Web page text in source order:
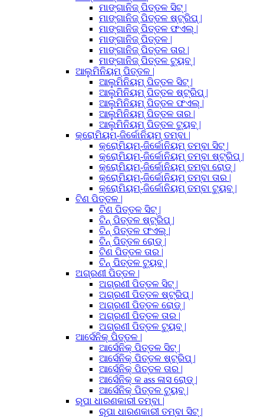
ମାଙ୍ଗାନିଜ୍ ପିତ୍ତଳ ସିଟ୍ |
ମାଙ୍ଗାନିଜ୍ ପିତ୍ତଳ ଷ୍ଟ୍ରିପ୍ |
ମାଙ୍ଗାନିଜ୍ ପିତ୍ତଳ ଫଏଲ୍ |
ମାଙ୍ଗାନିଜ୍ ପିତ୍ତଳ |
ମାଙ୍ଗାନିଜ୍ ପିତ୍ତଳ ତାର |
ମାଙ୍ଗାନିଜ୍ ପିତ୍ତଳ ଟ୍ୟୁବ୍ |
ଆଲୁମିନିୟମ୍ ପିତ୍ତଳ |
ଆଲୁମିନିୟମ୍ ପିତ୍ତଳ ସିଟ୍ |
ଆଲୁମିନିୟମ୍ ପିତ୍ତଳ ଷ୍ଟ୍ରିପ୍ |
ଆଲୁମିନିୟମ୍ ପିତ୍ତଳ ଫଏଲ୍ |
ଆଲୁମିନିୟମ୍ ପିତ୍ତଳ ତାର |
ଆଲୁମିନିୟମ୍ ପିତ୍ତଳ ଟ୍ୟୁବ୍ |
କ୍ରୋମିୟମ୍-ଜିର୍କୋନିୟମ୍ ତମ୍ବା |
କ୍ରୋମିୟମ୍-ଜିର୍କୋନିୟମ୍ ତମ୍ବା ସିଟ୍ |
କ୍ରୋମିୟମ୍-ଜିର୍କୋନିୟମ୍ ତମ୍ବା ଷ୍ଟ୍ରିପ୍ |
କ୍ରୋମିୟମ୍-ଜିର୍କୋନିୟମ୍ ତମ୍ବା ରୋଡ୍ |
କ୍ରୋମିୟମ୍-ଜିର୍କୋନିୟମ୍ ତମ୍ବା ତାର |
କ୍ରୋମିୟମ୍-ଜିର୍କୋନିୟମ୍ ତମ୍ବା ଟ୍ୟୁବ୍ |
ଟିଣ ପିତ୍ତଳ |
ଟିଣ ପିତ୍ତଳ ସିଟ୍ |
ଟିନ୍ ପିତ୍ତଳ ଷ୍ଟ୍ରିପ୍ |
ଟିନ୍ ପିତ୍ତଳ ଫଏଲ୍ |
ଟିନ୍ ପିତ୍ତଳ ରୋଡ୍ |
ଟିଣ ପିତ୍ତଳ ତାର |
ଟିନ୍ ପିତ୍ତଳ ଟ୍ୟୁବ୍ |
ଅଗ୍ରଣୀ ପିତ୍ତଳ |
ଅଗ୍ରଣୀ ପିତ୍ତଳ ସିଟ୍ |
ଅଗ୍ରଣୀ ପିତ୍ତଳ ଷ୍ଟ୍ରିପ୍ |
ଅଗ୍ରଣୀ ପିତ୍ତଳ ରୋଡ୍ |
ଅଗ୍ରଣୀ ପିତ୍ତଳ ତାର |
ଅଗ୍ରଣୀ ପିତ୍ତଳ ଟ୍ୟୁବ୍ |
ଆର୍ସେନିକ୍ ପିତ୍ତଳ |
ଆର୍ସେନିକ୍ ପିତ୍ତଳ ସିଟ୍ |
ଆର୍ସେନିକ୍ ପିତ୍ତଳ ଷ୍ଟ୍ରିପ୍ |
ଆର୍ସେନିକ୍ ପିତ୍ତଳ ତାର |
ଆର୍ସେନିକ୍ କ ass ଳାସ ରୋଡ୍ |
ଆର୍ସେନିକ୍ ପିତ୍ତଳ ଟ୍ୟୁବ୍ |
ରୂପା ଧାରଣକାରୀ ତମ୍ବା |
ରୂପା ଧାରଣକାରୀ ତମ୍ବା ସିଟ୍ |